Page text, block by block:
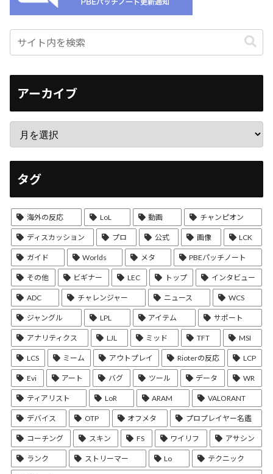
アーカイブ
タグ
海外の反応 LoL 動画 チャンピオン
ディスカッション プロ 公式 画像 LCK
ガイド Worlds メタ PBEパッチノート
その他 ビギナー LEC トップ インタビュー
ADC チャレンジャー ニュース WCS
ジャングル LPL アイテム サポート
アナリティクス LJL ミッド TFT MSI
LCS ミーム アウトプレイ Rioterの反応 LCP
Evi アート バグ ツール データ WR
ティアリスト LoR ARAM VALORANT
デバイス OTP オフメタ プロプレイヤー名鑑
コーチング スキン FS ワイリフ アサシン
ランク ストリーマー Lo テクニック